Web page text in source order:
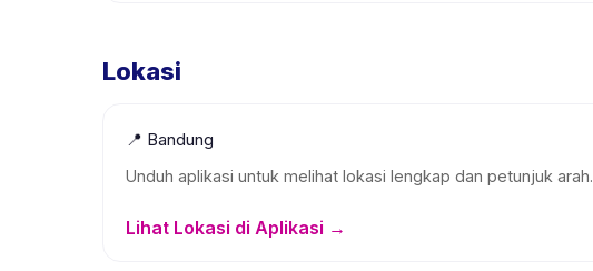
Lokasi
📍 Bandung
Unduh aplikasi untuk melihat lokasi lengkap dan petunjuk arah.
Lihat Lokasi di Aplikasi →